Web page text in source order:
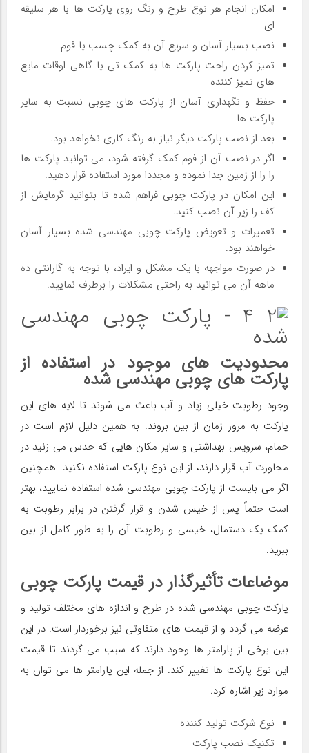
امکان انجام هر نوع طرح و رنگ روی پارکت ها با هر سلیقه
ای
نصب بسیار آسان و سریع آن به کمک چسب یا فوم
تمیز کردن راحت پارکت ها به کمک تی یا گاهی اوقات مایع
های تمیز کننده
حفظ و نگهداری آسان از پارکت های چوبی نسبت به سایر
پارکت ها
بعد از نصب پارکت دیگر نیاز به رنگ کاری نخواهد بود.
اگر در نصب آن از فوم کمک گرفته شود، می‌ توانید پارکت ها
را را از زمین جدا نموده و مجددا مورد استفاده قرار دهید.
این امکان در پارکت چوبی فراهم شده تا بتوانید گرمایش از
کف را زیر آن نصب کنید.
تعمیرات و تعویض پارکت چوبی مهندسی شده بسیار آسان
خواهند بود.
در صورت مواجهه با یک مشکل و ایراد، با توجه به گارانتی ده
ماهه آن می توانید به راحتی مشکلات را برطرف نمایید.
محدودیت های موجود در استفاده از
پارکت های چوبی مهندسی شده
وجود رطوبت خیلی زیاد و آب باعث می شوند تا لایه های این
پارکت به مرور زمان از بین بروند. به همین دلیل لازم است در
حمام، سرویس بهداشتی و سایر مکان هایی که حدس می زنید در
مجاورت آب قرار دارند، از این نوع پارکت استفاده نکنید. همچنین
اگر می بایست از پارکت چوبی مهندسی شده استفاده نمایید، بهتر
است حتماً پس از خیس شدن و قرار گرفتن در برابر رطوبت به
کمک یک دستمال، خیسی و رطوبت آن را به طور کامل از بین
ببرید.
موضاعات تأثیرگذار در قیمت پارکت چوبی
پارکت چوبی مهندسی شده در طرح و اندازه های مختلف تولید و
عرضه می گردد و از قیمت های متفاوتی نیز برخوردار است. در این
بین برخی از پارامتر ها وجود دارند که سبب می گردند تا قیمت
این نوع پارکت ها تغییر کند. از جمله این پارامتر ها می توان به
موارد زیر اشاره کرد.
نوع شرکت تولید کننده
تکنیک نصب پارکت